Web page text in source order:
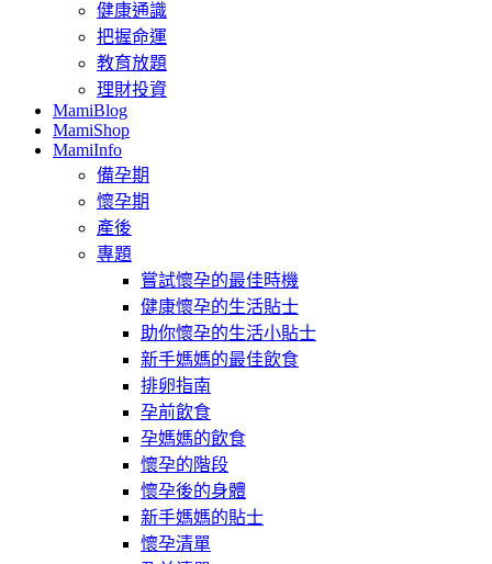
健康通識
把握命運
教育放題
理財投資
MamiBlog
MamiShop
MamiInfo
備孕期
懷孕期
產後
專題
嘗試懷孕的最佳時機
健康懷孕的生活貼士
助你懷孕的生活小貼士
新手媽媽的最佳飲食
排卵指南
孕前飲食
孕媽媽的飲食
懷孕的階段
懷孕後的身體
新手媽媽的貼士
懷孕清單